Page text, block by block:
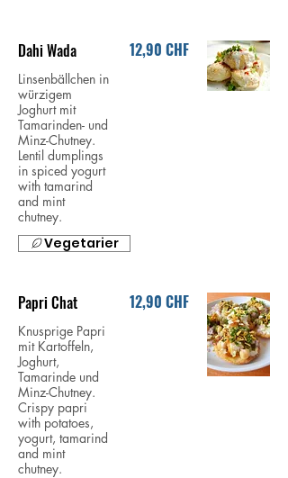
Dahi Wada
Linsenbällchen in
würzigem
Joghurt mit
Tamarinden- und
Minz-Chutney.
Lentil dumplings
in spiced yogurt
with tamarind
and mint
chutney.
12,90 CHF
Vegetarier
Papri Chat
Knusprige Papri
mit Kartoffeln,
Joghurt,
Tamarinde und
Minz-Chutney.
Crispy papri
with potatoes,
yogurt, tamarind
and mint
chutney.
12,90 CHF